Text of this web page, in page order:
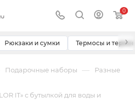
0
Рюкзаки и сумки Термосы и ›
Подарочные наборы — Разные
IT» с бутылкой для воды и